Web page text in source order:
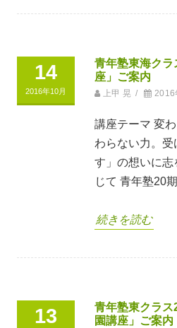
14
2016年10月
青年塾東海ク
座」ご案内
上甲 晃 / 2016
講座テーマ 変
わらない力。受
す」の想いに志
じて 青年塾20
続きを読む
13
青年塾東クラ
園講座」ご案内